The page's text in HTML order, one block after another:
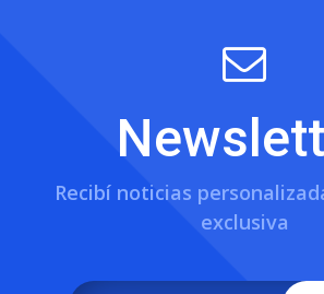
Recibí noticias
exclusiva